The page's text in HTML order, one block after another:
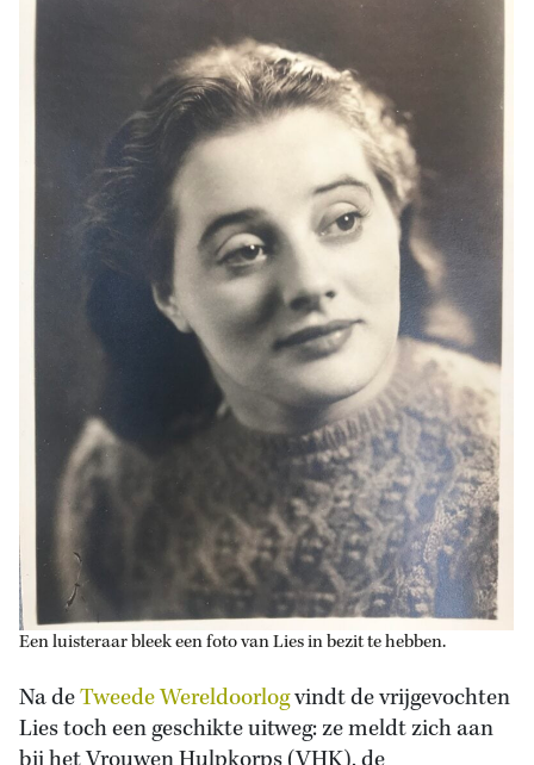
Een luisteraar bleek een foto van Lies in bezit te hebben.
Na deTweede Wereldoorlogvindt de vrijgevochten
Lies toch een geschikte uitweg: ze meldt zich aan